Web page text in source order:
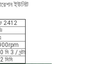
ইউনিট
2412
মি 3 / ঘন্টা
মিমি